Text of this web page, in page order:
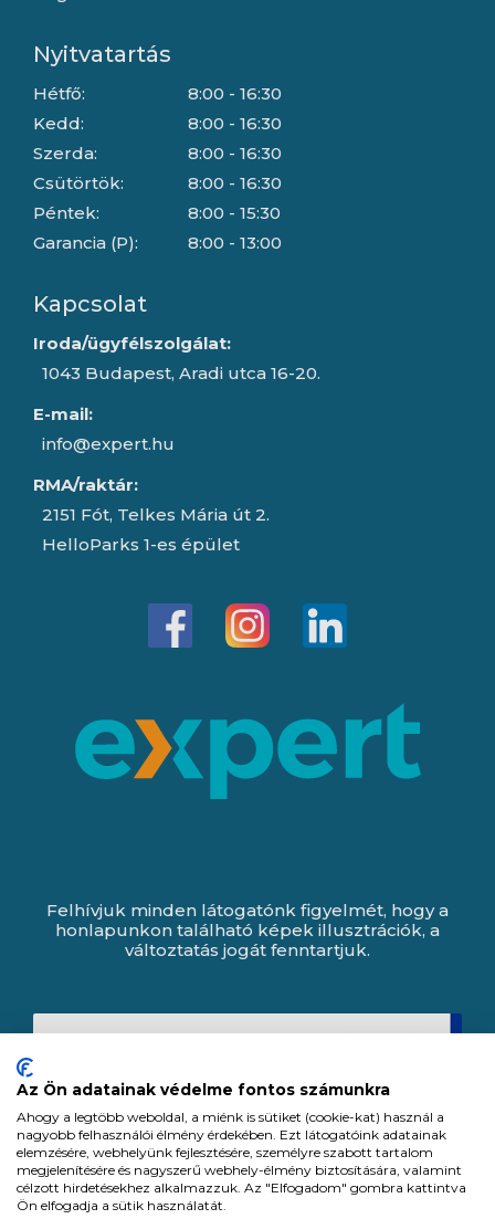
Nyitvatartás
Hétfő:
Kedd:
Szerda:
Csütörtök:
Péntek:
Garancia (P):
8:00 - 16:30
8:00 - 16:30
8:00 - 16:30
8:00 - 16:30
8:00 - 15:30
8:00 - 13:00
Kapcsolat
Iroda/ügyfélszolgálat:
1043 Budapest, Aradi utca 16-20.
E-mail:
info@expert.hu
RMA/raktár:
2151 Fót, Telkes Mária út 2.
HelloParks 1-es épület
Felhívjuk minden látogatónk figyelmét, hogy a
honlapunkon található képek illusztrációk, a
változtatás jogát fenntartjuk.
Az Ön adatainak védelme fontos számunkra
Ahogy a legtöbb weboldal, a miénk is sütiket (cookie-kat) használ a
nagyobb felhasználói élmény érdekében. Ezt látogatóink adatainak
elemzésére, webhelyünk fejlesztésére, személyre szabott tartalom
megjelenítésére és nagyszerű webhely-élmény biztosítására, valamint
célzott hirdetésekhez alkalmazzuk. Az "Elfogadom" gombra kattintva
Ön elfogadja a sütik használatát.